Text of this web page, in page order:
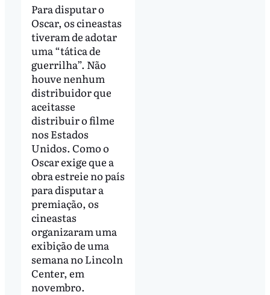
Para disputar o
Oscar, os cineastas
tiveram de adotar
uma “tática de
guerrilha”. Não
houve nenhum
distribuidor que
aceitasse
distribuir o filme
nos Estados
Unidos. Como o
Oscar exige que a
obra estreie no país
para disputar a
premiação, os
cineastas
organizaram uma
exibição de uma
semana no Lincoln
Center, em
novembro.